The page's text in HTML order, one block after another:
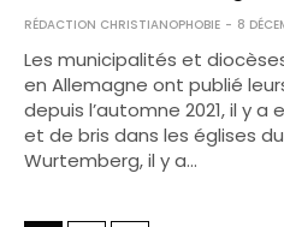
RÉDACTION CHRISTIANOPHOBIE 8
Les municipalités et
en Allemagne ont publié
depuis l’automne 2021, il y
et de bris dans les églises
Wurtemberg, il y a…